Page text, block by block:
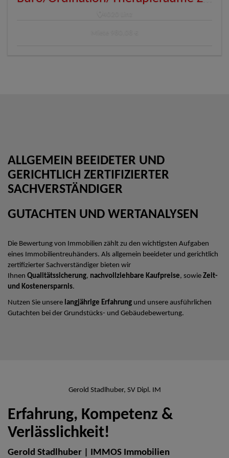
ALLGEMEIN BEEIDETER UND
GERICHTLICH ZERTIFIZIERTER
SACHVERSTÄNDIGER
GUTACHTEN UND WERTANALYSEN
Die Bewertung von Immobilien zählt zu den wichtigsten Aufgaben
eines Immobilientreuhänders. Als allgemein beeideter und gerichtlich
zertifizierter Sachverständiger bieten wir
Ihnen Qualitätssicherung, nachvollziehbare Kaufpreise, sowie Zeit-
und Kostenersparnis.
Nutzen Sie unsere langjährige Erfahrung und unsere ausführlichen
Gutachten bei der Grundstücks- und Gebäudebewertung.
Gerold Stadlhuber, SV Dipl. IM
Erfahrung, Kompetenz &
Verlässlichkeit!
Gerold Stadlhuber | IMMOS Immobilien